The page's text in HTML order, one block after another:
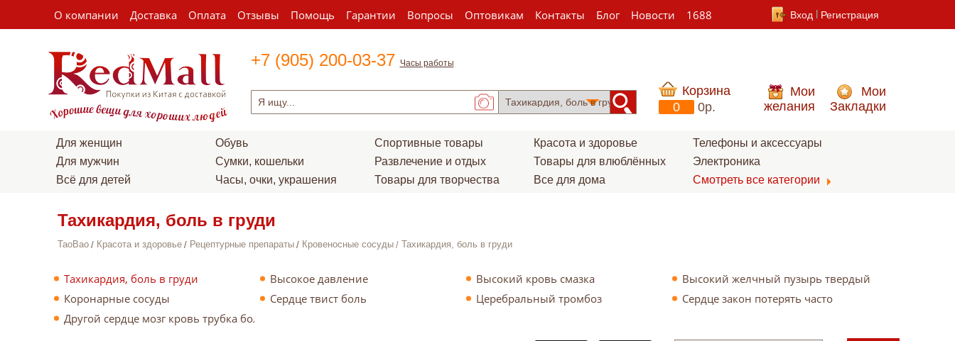
О компании Доставка Оплата Отзывы Помощь Гарантии Вопросы Оптовикам Контакты Блог Новости 1688 Вход Регистрация
+7 (905) 200-03-37 Часы работы
Корзина
0
0p.
Мои
желания
Мои
Закладки
Для женщин
Для мужчин
Всё для детей
Обувь
Сумки, кошельки
Часы, очки, украшения
Спортивные товары
Развлечение и отдых
Товары для творчества
Красота и здоровье
Товары для влюблённых
Все для дома
Телефоны и аксессуары
Электроника
Смотреть все категории
Тахикардия, боль в груди
TaoBao Красота и здоровье Рецептурные препараты Кровеносные сосуды Тахикардия, боль в груди
Тахикардия, боль в груди Высокое давление Высокий кровь смазка
Высокий желчный пузырь твердый алкоголь
Коронарные сосуды
Сердце твист боль Церебральный тромбоз
Сердце закон потерять часто
Другой сердце мозг кровь трубка болезнь